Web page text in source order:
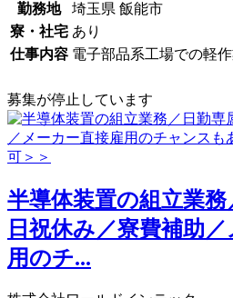
勤務地
埼玉県 飯能市
寮・社宅 あり
仕事内容 電子部品系工場での軽
募集が停止しています
半導体装置の組立業
日祝休み／寮費補助
用のチ...